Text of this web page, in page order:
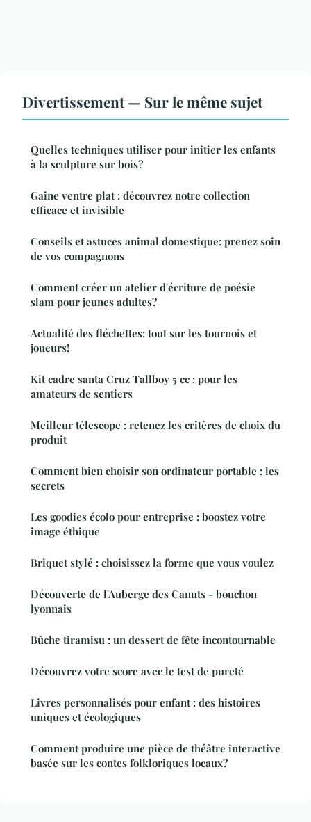
Divertissement — Sur le même sujet
Quelles techniques utiliser pour initier les enfants
à la sculpture sur bois?
Gaine ventre plat : découvrez notre collection
efficace et invisible
Conseils et astuces animal domestique: prenez soin
de vos compagnons
Comment créer un atelier d'écriture de poésie
slam pour jeunes adultes?
Actualité des fléchettes: tout sur les tournois et
joueurs!
Kit cadre santa Cruz Tallboy 5 cc : pour les
amateurs de sentiers
Meilleur télescope : retenez les critères de choix du
produit
Comment bien choisir son ordinateur portable : les
secrets
Les goodies écolo pour entreprise : boostez votre
image éthique
Briquet stylé : choisissez la forme que vous voulez
Découverte de l'Auberge des Canuts - bouchon
lyonnais
Bûche tiramisu : un dessert de fête incontournable
Découvrez votre score avec le test de pureté
Livres personnalisés pour enfant : des histoires
uniques et écologiques
Comment produire une pièce de théâtre interactive
basée sur les contes folkloriques locaux?